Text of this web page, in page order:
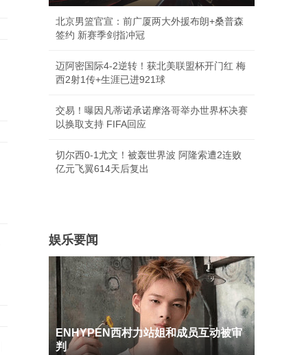
北京男篮官宣：前广厦两大外援布朗+桑普森
签约 新赛季剑指冲冠
迈阿密国际4-2逆转！获北美联盟杯开门红 梅
西2射1传+生涯已进921球
交易！曝因凡蒂诺承诺摩洛哥举办世界杯决赛
以换取支持 FIFA回应
切尔西0-1尤文！被轰世界波 阿隆索遭2连败
亿元飞翼614天后复出
娱乐要闻
ENHYPEN西村力站姐和成员互动被审
判